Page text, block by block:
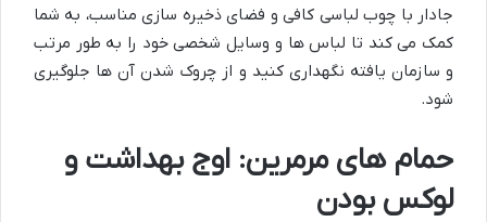
جادار با چوب لباسی کافی و فضای ذخیره سازی مناسب، به شما
کمک می کند تا لباس ها و وسایل شخصی خود را به طور مرتب
و سازمان یافته نگهداری کنید و از چروک شدن آن ها جلوگیری
شود.
حمام های مرمرین: اوج بهداشت و
لوکس بودن